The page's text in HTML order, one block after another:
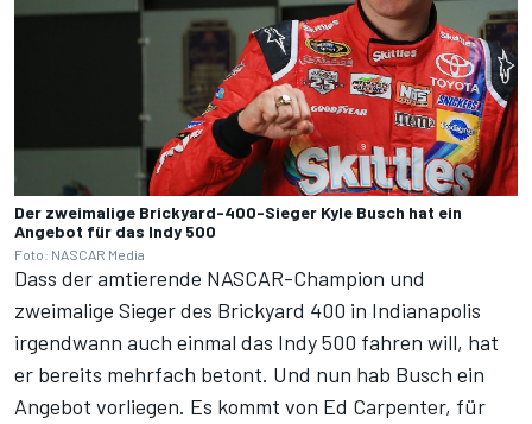
Der zweimalige Brickyard-400-Sieger Kyle Busch hat ein
Angebot für das Indy 500
Foto: NASCAR Media
Dass der amtierende NASCAR-Champion und
zweimalige Sieger des Brickyard 400 in Indianapolis
irgendwann auch einmal das Indy 500 fahren will, hat
er bereits mehrfach betont. Und nun hab Busch ein
Angebot vorliegen. Es kommt von Ed Carpenter, für